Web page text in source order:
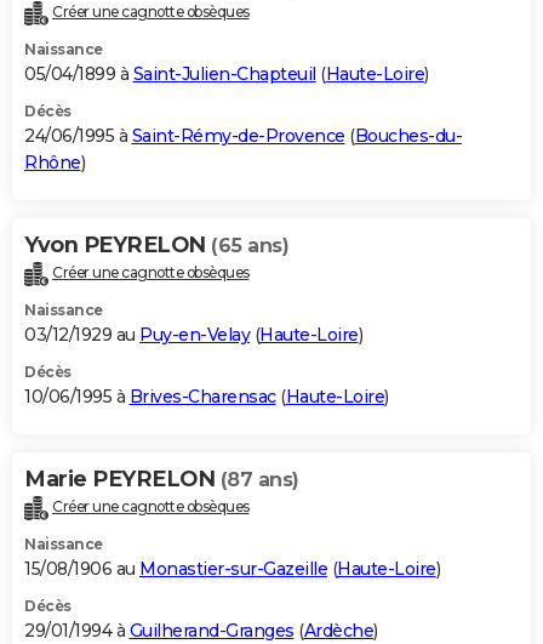
Créer une cagnotte obsèques
Naissance
05/04/1899 à Saint-Julien-Chapteuil (Haute-Loire)
Décès
24/06/1995 à Saint-Rémy-de-Provence (Bouches-du-
Rhône)
Yvon PEYRELON (65 ans)
Créer une cagnotte obsèques
Naissance
03/12/1929 au Puy-en-Velay(Haute-Loire)
Décès
10/06/1995 à Brives-Charensac(Haute-Loire)
Marie PEYRELON (87 ans)
Créer une cagnotte obsèques
Naissance
15/08/1906 au Monastier-sur-Gazeille (Haute-Loire)
Décès
29/01/1994 à Guilherand-Granges (Ardèche)